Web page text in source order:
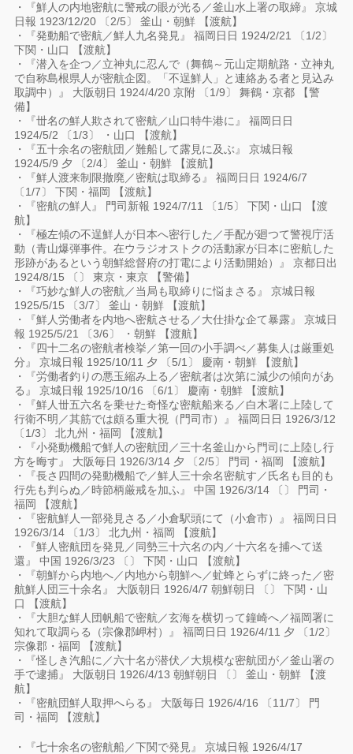
・『鮮人の内地密航に警戒の眼が光る／釜山水上署の取締』 京城
日報 1923/12/20 〔2/5〕 釜山・朝鮮 【渡航】
・『発動船で密航／鮮人九名発見』 福岡日日 1924/2/21 〔1/2〕
下関・山口 【渡航】
・『潜入を企つ／立神丸に忍んで（舞鶴～元山定期航路・立神丸
で自称島根県人が密航企図。「不逞鮮人」と連絡ある者と見込み
取調中）』 大阪朝日 1924/4/20 京附 〔1/9〕 舞鶴・京都 【警
備】
・『丗名の鮮人欺されて密航／山口特牛港に』 福岡日日
1924/5/2 〔1/3〕 ・山口 【渡航】
・『五十余名の密航団／難船して露見に及ぶ』 京城日報
1924/5/9 夕 〔2/4〕 釜山・朝鮮 【渡航】
・『鮮人渡来制限撤廃／密航は取締る』 福岡日日 1924/6/7
〔1/7〕 下関・福岡 【渡航】
・『密航の鮮人』 門司新報 1924/7/11 〔1/5〕 下関・山口 【渡
航】
・『極左傾の不逞鮮人が日本へ密行した／手配が廻つて警視庁活
動（青山爆弾事件。在ウラジオストクの活動家が日本に密航した
形跡があるという朝鮮総督府の打電により活動開始）』 京都日出
1924/8/15 〔〕 東京・東京 【警備】
・『巧妙な鮮人の密航／当局も取締りに悩まさる』 京城日報
1925/5/15 〔3/7〕 釜山・朝鮮 【渡航】
・『鮮人労働者を内地へ密航させる／大仕掛な企て暴露』 京城日
報 1925/5/21 〔3/6〕 ・朝鮮 【渡航】
・『四十二名の密航者検挙／第一回の小手調べ／募集人は厳重処
分』 京城日報 1925/10/11 夕 〔5/1〕 慶南・朝鮮 【渡航】
・『労働者釣りの悪玉縮み上る／密航者は次第に減少の傾向があ
る』 京城日報 1925/10/16 〔6/1〕 慶南・朝鮮 【渡航】
・『鮮人丗五六名を乗せた奇怪な密航船来る／白木署に上陸して
行衛不明／其筋では頗る重大視（門司市）』 福岡日日 1926/3/12
〔1/3〕 北九州・福岡 【渡航】
・『小発動機船で鮮人の密航団／三十名釜山から門司に上陸し行
方を晦す』 大阪毎日 1926/3/14 夕 〔2/5〕 門司・福岡 【渡航】
・『長さ四間の発動機船で／鮮人三十余名密航す／氏名も目的も
行先も判らぬ／時節柄厳戒を加ふ』 中国 1926/3/14 〔〕 門司・
福岡 【渡航】
・『密航鮮人一部発見さる／小倉駅頭にて（小倉市）』 福岡日日
1926/3/14 〔1/3〕 北九州・福岡 【渡航】
・『鮮人密航団を発見／同勢三十六名の内／十六名を捕へて送
還』 中国 1926/3/23 〔〕 下関・山口 【渡航】
・『朝鮮から内地へ／内地から朝鮮へ／虻蜂とらずに終った／密
航鮮人団三十余名』 大阪朝日 1926/4/7 朝鮮朝日 〔〕 下関・山
口 【渡航】
・『大胆な鮮人団帆船で密航／玄海を横切って鐘崎へ／福岡署に
知れて取調らる（宗像郡岬村）』 福岡日日 1926/4/11 夕 〔1/2〕
宗像郡・福岡 【渡航】
・『怪しき汽船に／六十名が潜伏／大規模な密航団が／釜山署の
手で逮捕』 大阪朝日 1926/4/13 朝鮮朝日 〔〕 釜山・朝鮮 【渡
航】
・『密航団鮮人取押へらる』 大阪毎日 1926/4/16 〔11/7〕 門
司・福岡 【渡航】
・『七十余名の密航船／下関で発見』 京城日報 1926/4/17